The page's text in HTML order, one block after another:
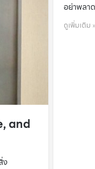
and
ง
อย่าพลา
ดูเพิ่มเติม